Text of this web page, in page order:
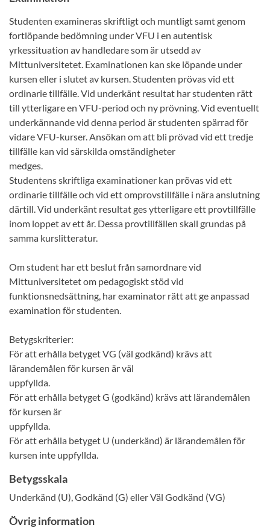
Studenten examineras skriftligt och muntligt samt genom
fortlöpande bedömning under VFU i en autentisk
yrkessituation av handledare som är utsedd av
Mittuniversitetet. Examinationen kan ske löpande under
kursen eller i slutet av kursen. Studenten prövas vid ett
ordinarie tillfälle. Vid underkänt resultat har studenten rätt
till ytterligare en VFU-period och ny prövning. Vid eventuellt
underkännande vid denna period är studenten spärrad för
vidare VFU-kurser. Ansökan om att bli prövad vid ett tredje
tillfälle kan vid särskilda omständigheter
medges.
Studentens skriftliga examinationer kan prövas vid ett
ordinarie tillfälle och vid ett omprovstillfälle i nära anslutning
därtill. Vid underkänt resultat ges ytterligare ett provtillfälle
inom loppet av ett år. Dessa provtillfällen skall grundas på
samma kurslitteratur.
Om student har ett beslut från samordnare vid
Mittuniversitetet om pedagogiskt stöd vid
funktionsnedsättning, har examinator rätt att ge anpassad
examination för studenten.
Betygskriterier:
För att erhålla betyget VG (väl godkänd) krävs att
lärandemålen för kursen är väl
uppfyllda.
För att erhålla betyget G (godkänd) krävs att lärandemålen
för kursen är
uppfyllda.
För att erhålla betyget U (underkänd) är lärandemålen för
kursen inte uppfyllda.
Betygsskala
Underkänd (U), Godkänd (G) eller Väl Godkänd (VG)
Övrig information